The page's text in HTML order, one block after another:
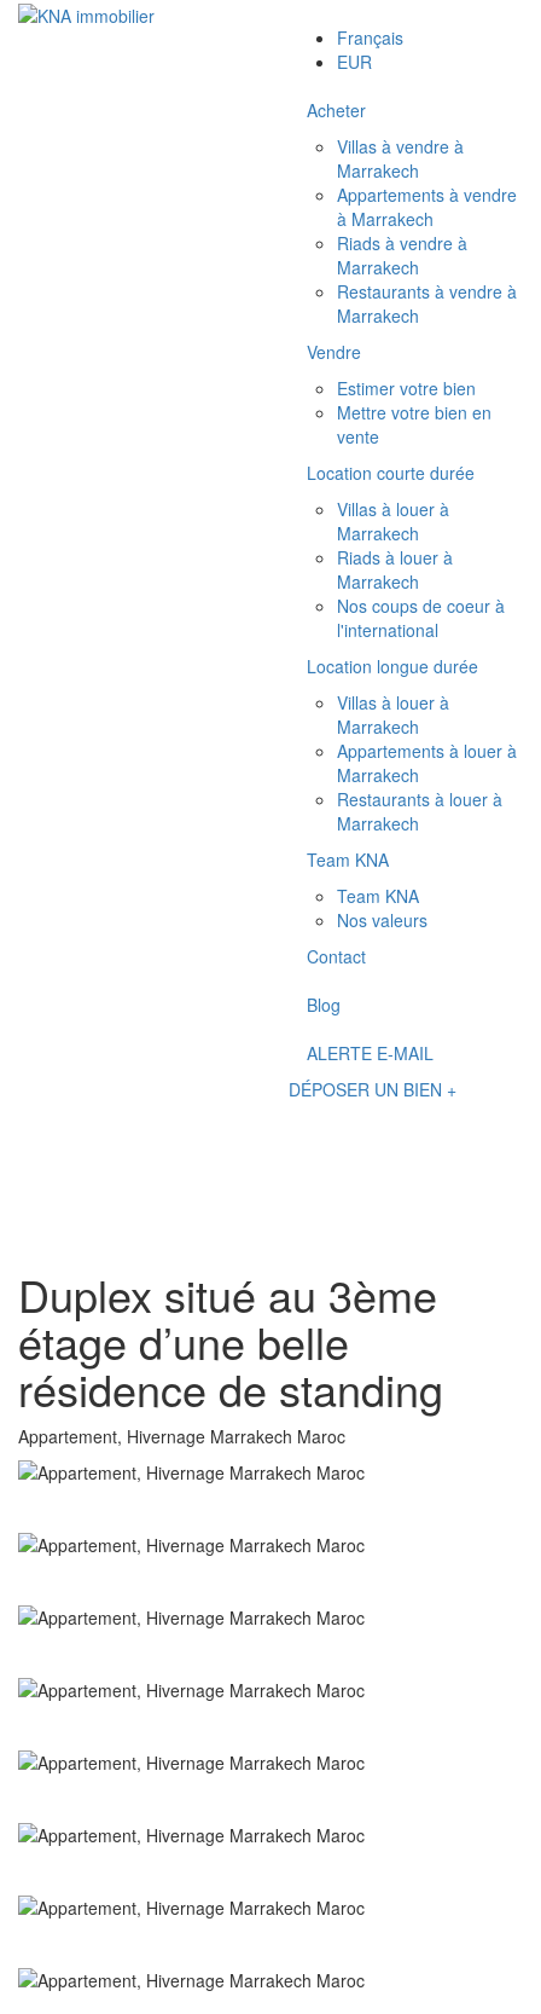
Français
EUR
Acheter
Villas à vendre à
Marrakech
Appartements à vendre
à Marrakech
Riads à vendre à
Marrakech
Restaurants à vendre à
Marrakech
Vendre
Estimer votre bien
Mettre votre bien en
vente
Location courte durée
Villas à louer à
Marrakech
Riads à louer à
Marrakech
Nos coups de coeur à
l'international
Location longue durée
Villas à louer à
Marrakech
Appartements à louer à
Marrakech
Restaurants à louer à
Marrakech
Team KNA
Team KNA
Nos valeurs
Contact
Blog
ALERTE E-MAIL
DÉPOSER UN BIEN +
Duplex situé au 3ème
étage d’une belle
résidence de standing
Appartement, Hivernage Marrakech Maroc